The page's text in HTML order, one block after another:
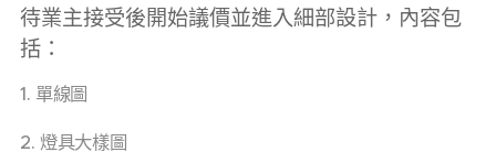
待業主接受後開始議價並進入細部設計，內容包
括：
1. 單線圖
2. 燈具大樣圖